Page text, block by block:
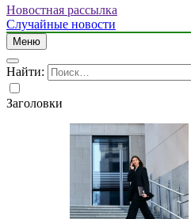
Новостная рассылка
Случайные новости
Меню
Найти:
Заголовки